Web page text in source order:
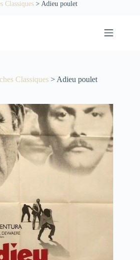
Classiques > Adieu poulet
Classiques > Adieu poulet